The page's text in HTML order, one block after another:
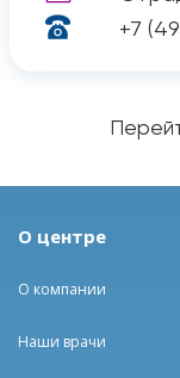
+7
О центре
О компании
Наши врачи